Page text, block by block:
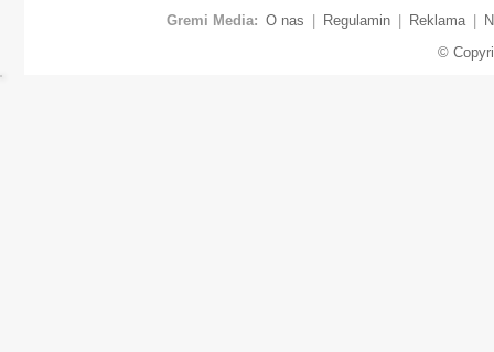
Gremi Media: O nas Regulamin Reklama
©